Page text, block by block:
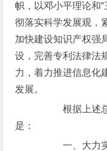
帜，以邓小平理论和
彻落实科学发展观，
加快建设知识产权强
设，完善专利法律法
力，着力推进信息化
发展。
根据上述总
是：
一、大力实